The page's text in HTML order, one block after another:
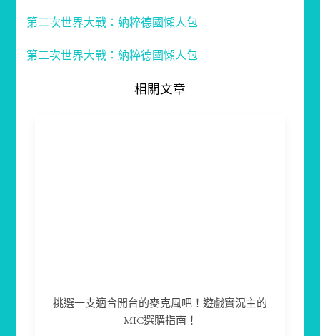
第二次世界大戰：納粹德國懶人包
第二次世界大戰：納粹德國懶人包
相關文章
挑選一支適合開台的麥克風吧！遊戲實況主的
MIC選購指南！